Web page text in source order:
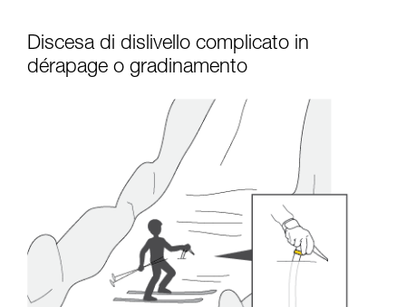
Discesa di dislivello complicato in
dérapage o gradinamento